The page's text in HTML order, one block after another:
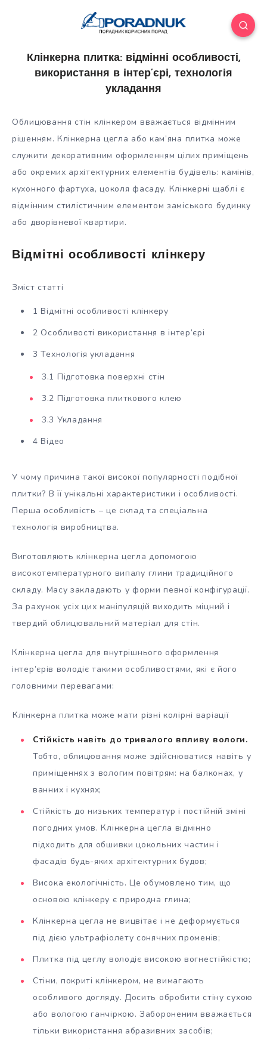
Клінкерна плитка: відмінні особливості,
використання в інтер’єрі, технологія
укладання
Облицювання стін клінкером вважається відмінним
рішенням. Клінкерна цегла або кам’яна плитка може
служити декоративним оформленням цілих приміщень
або окремих архітектурних елементів будівель: камінів,
кухонного фартуха, цоколя фасаду. Клінкерні щаблі є
відмінним стилістичним елементом заміського будинку
або дворівневої квартири.
Відмітні особливості клінкеру
Зміст статті
1 Відмітні особливості клінкеру
2 Особливості використання в інтер’єрі
3 Технологія укладання
3.1 Підготовка поверхні стін
3.2 Підготовка плиткового клею
3.3 Укладання
4 Відео
У чому причина такої високої популярності подібної
плитки? В її унікальні характеристики і особливості.
Перша особливість – це склад та спеціальна
технологія виробництва.
Виготовляють клінкерна цегла допомогою
високотемпературного випалу глини традиційного
складу. Масу закладають у форми певної конфігурації.
За рахунок усіх цих маніпуляцій виходить міцний і
твердий облицювальний матеріал для стін.
Клінкерна цегла для внутрішнього оформлення
інтер’єрів володіє такими особливостями, які є його
головними перевагами:
Клінкерна плитка може мати різні колірні варіації
Стійкість навіть до тривалого впливу вологи.
Тобто, облицювання може здійснюватися навіть у
приміщеннях з вологим повітрям: на балконах, у
ванних і кухнях;
Стійкість до низьких температур і постійній зміні
погодних умов. Клінкерна цегла відмінно
підходить для обшивки цокольних частин і
фасадів будь-яких архітектурних будов;
Висока екологічність. Це обумовлено тим, що
основою клінкеру є природна глина;
Клінкерна цегла не вицвітає і не деформується
під дією ультрафіолету сонячних променів;
Плитка під цеглу володіє високою вогнестійкістю;
Стіни, покриті клінкером, не вимагають
особливого догляду. Досить обробити стіну сухою
або вологою ганчіркою. Забороненим вважається
тільки використання абразивних засобів;